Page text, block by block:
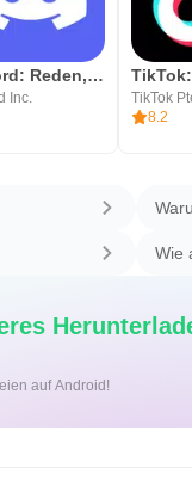
Discord: Reden, Gamen, Chillen
Inc.
TikTok
8.2
Wie
auf Android!